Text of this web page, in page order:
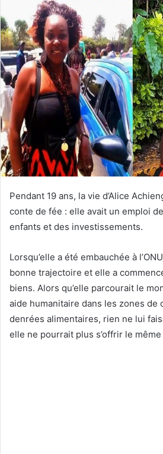
Pendant 19 ans, la vie d’Alice
conte de fée : elle avait un emploi
enfants et des investissements.
Lorsqu’elle a été embauchée à
bonne trajectoire et elle a
biens. Alors qu’elle parcourait le
aide humanitaire dans les zones de
denrées alimentaires, rien ne lui
elle ne pourrait plus s’offrir le